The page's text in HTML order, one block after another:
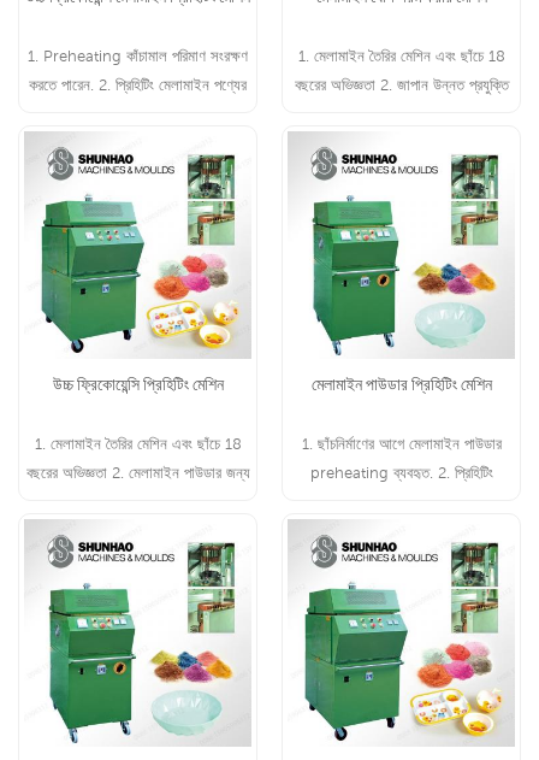
1. Preheating কাঁচামাল পরিমাণ সংরক্ষণ
করতে পারেন. 2. প্রিহিটিং মেলামাইন পণ্যের
1. মেলামাইন তৈরির মেশিন এবং ছাঁচে 18
বছরের অভিজ্ঞতা 2. জাপান উন্নত প্রযুক্তি
উচ্চ ফ্রিকোয়েন্সি প্রিহিটিং মেশিন
1. মেলামাইন তৈরির মেশিন এবং ছাঁচে 18
বছরের অভিজ্ঞতা 2. মেলামাইন পাউডার জন্য
মেলামাইন পাউডার প্রিহিটিং মেশিন
1. ছাঁচনির্মাণের আগে মেলামাইন পাউডার
preheating ব্যবহৃত. 2. প্রিহিটিং